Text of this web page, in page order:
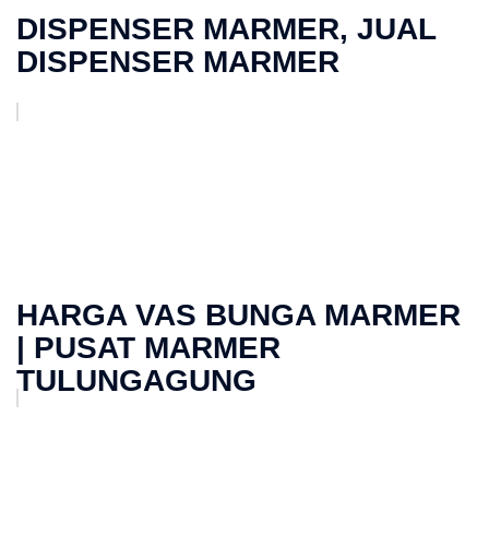
DISPENSER MARMER, JUAL
DISPENSER MARMER
HARGA VAS BUNGA MARMER
| PUSAT MARMER
TULUNGAGUNG